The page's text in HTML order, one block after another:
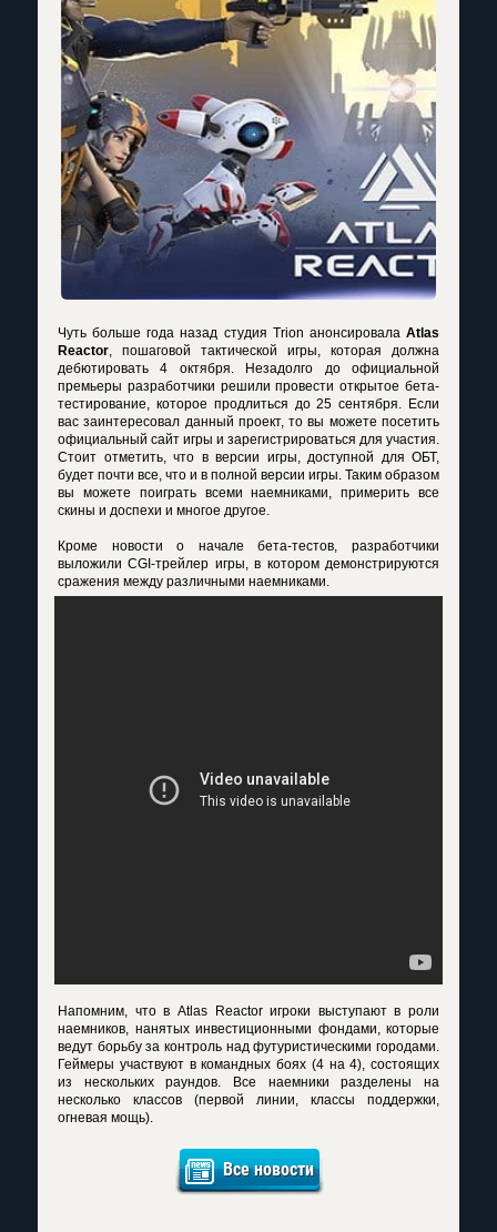
Чуть больше года назад студия Trion анонсировала Atlas
Reactor, пошаговой тактической игры, которая должна
дебютировать 4 октября. Незадолго до официальной
премьеры разработчики решили провести открытое бета-
тестирование, которое продлиться до 25 сентября. Если
вас заинтересовал данный проект, то вы можете посетить
официальный сайт игры и зарегистрироваться для участия.
Стоит отметить, что в версии игры, доступной для ОБТ,
будет почти все, что и в полной версии игры. Таким образом
вы можете поиграть всеми наемниками, примерить все
скины и доспехи и многое другое.
Кроме новости о начале бета-тестов, разработчики
выложили CGI-трейлер игры, в котором демонстрируются
сражения между различными наемниками.
Напомним, что в Atlas Reactor игроки выступают в роли
наемников, нанятых инвестиционными фондами, которые
ведут борьбу за контроль над футуристическими городами.
Геймеры участвуют в командных боях (4 на 4), состоящих
из нескольких раундов. Все наемники разделены на
несколько классов (первой линии, классы поддержки,
огневая мощь).
Все новости